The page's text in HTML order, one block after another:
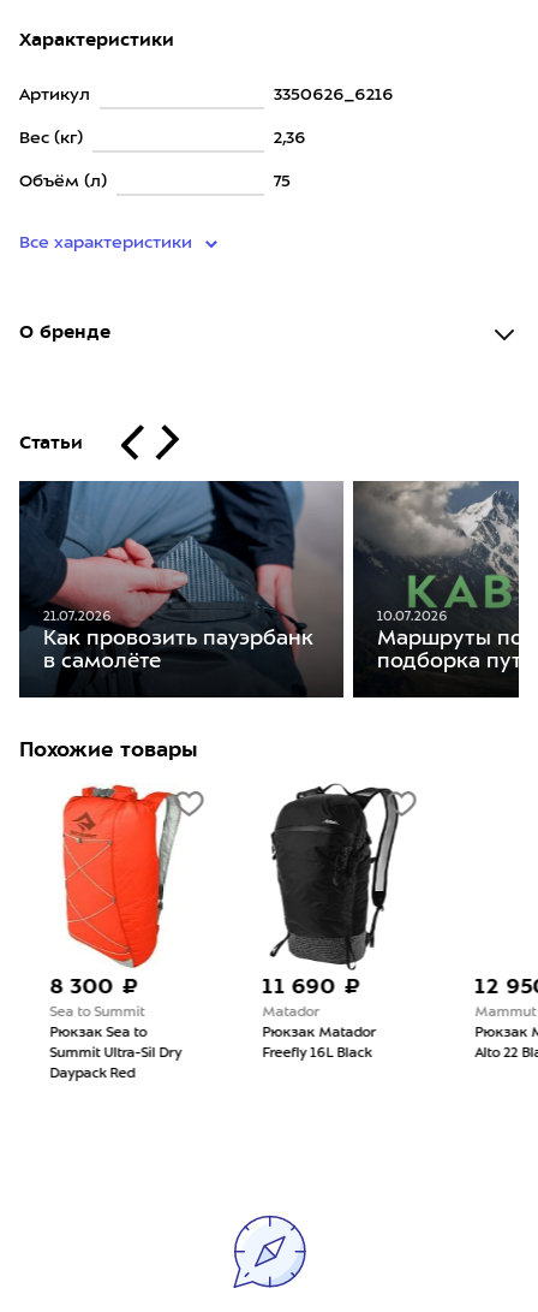
Характеристики
Артикул 3350626_6216
Вес (кг) 2,36
Объём (л) 75
Все характеристики
О бренде
Статьи
21.07.2026
Как провозить пауэрбанк
в самолёте
10.07.2026
Маршруты по
подборка
Похожие товары
8 300 ₽
Sea to Summit
Рюкзак Sea to
Summit Ultra-Sil Dry
Daypack Red
11 690 ₽
Matador
Рюкзак Matador
Freefly 16L Black
12
Mammut
Рюкзак
Alto 22